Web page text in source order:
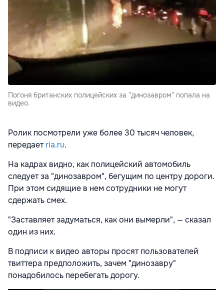
Погоня британских полицейских за "динозавром" попала на
видео.
Ролик посмотрели уже более 30 тысяч человек,
передаетria.ru.
На кадрах видно, как полицейский автомобиль
следует за "динозавром", бегущим по центру дороги.
При этом сидящие в нем сотрудники не могут
сдержать смех.
"Заставляет задуматься, как они вымерли", — сказал
один из них.
В подписи к видео авторы просят пользователей
твиттера предположить, зачем "динозавру"
понадобилось перебегать дорогу.